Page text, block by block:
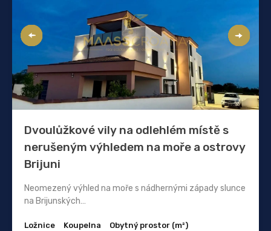
Dvoulůžkové vily na odlehlém místě s
nerušeným výhledem na moře a ostrovy
Brijuni
Neomezený výhled na moře s nádhernými západy slunce
na Brijunských…
Ložnice
Koupelna
Obytný prostor (m²)